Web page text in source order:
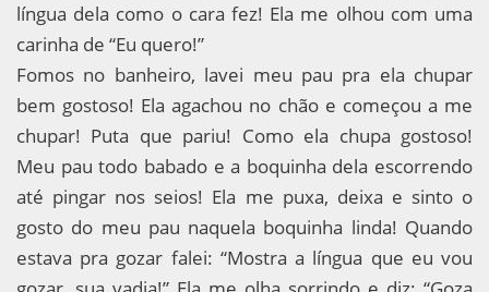
língua dela como o cara fez! Ela me olhou com uma
carinha de “Eu quero!”
Fomos no banheiro, lavei meu pau pra ela chupar
bem gostoso! Ela agachou no chão e começou a me
chupar! Puta que pariu! Como ela chupa gostoso!
Meu pau todo babado e a boquinha dela escorrendo
até pingar nos seios! Ela me puxa, deixa e sinto o
gosto do meu pau naquela boquinha linda! Quando
estava pra gozar falei: “Mostra a língua que eu vou